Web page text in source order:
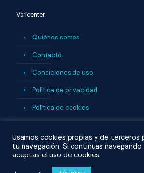
Varicenter
Quiénes somos
Contacto
Condiciones de uso
Política de privacidad
Política de cookies
Usamos cookies propias y de terceros
tu navegación. Si continuas
aceptas el uso de cookies.